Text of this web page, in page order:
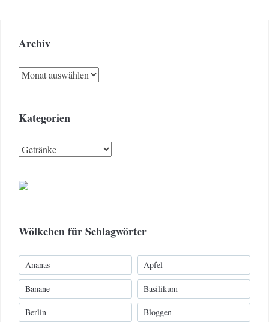
Archiv
Archiv
Kategorien
Kategorien
Wölkchen für Schlagwörter
Ananas Apfel
Banane Basilikum
Berlin Bloggen